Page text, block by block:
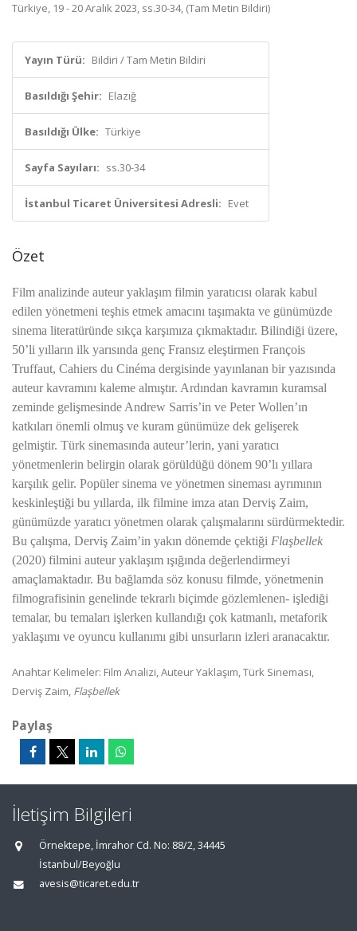
Türkiye, 19 - 20 Aralık 2023, ss.30-34, (Tam Metin Bildiri)
Yayın Türü: Bildiri / Tam Metin Bildiri
Basıldığı Şehir: Elazığ
Basıldığı Ülke: Türkiye
Sayfa Sayıları: ss.30-34
İstanbul Ticaret Üniversitesi Adresli: Evet
Özet
Film analizinde auteur yaklaşım filmin yaratıcısı olarak kabul
edilen yönetmeni teşhis etmek amacını taşımakta ve günümüzde
sinema literatüründe sıkça karşımıza çıkmaktadır. Bilindiği üzere,
50’li yılların ilk yarısında genç Fransız eleştirmen François
Truffaut, Cahiers du Cinéma dergisinde yayınlanan bir yazısında
auteur kavramını kaleme almıştır. Ardından kavramın kuramsal
zeminde gelişmesinde Andrew Sarris’in ve Peter Wollen’ın
katkıları önemli olmuş ve kuram günümüze dek gelişerek
gelmiştir. Türk sinemasında auteur’lerin, yani yaratıcı
yönetmenlerin belirgin olarak görüldüğü dönem 90’lı yıllara
karşılık gelir. Popüler sinema ve yönetmen sineması ayrımının
keskinleştiği bu yıllarda, ilk filmine imza atan Derviş Zaim,
günümüzde yaratıcı yönetmen olarak çalışmalarını sürdürmektedir.
Bu çalışma, Derviş Zaim’in yakın dönemde çektiği Flaşbellek
(2020) filmini auteur yaklaşım ışığında değerlendirmeyi
amaçlamaktadır. Bu bağlamda söz konusu filmde, yönetmenin
filmografisinin genelinde tekrarlı biçimde gözlemlenen- işlediği
temalar, bu temaları işlerken kullandığı çok katmanlı, metaforik
yaklaşımı ve oyuncu kullanımı gibi unsurların izleri aranacaktır.
Anahtar Kelimeler: Film Analizi, Auteur Yaklaşım, Türk Sineması,
Derviş Zaim, Flaşbellek
Paylaş
İletişim Bilgileri
Örnektepe, İmrahor Cd. No: 88/2, 34445
İstanbul/Beyoğlu
avesis@ticaret.edu.tr